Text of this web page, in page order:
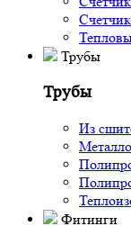
Трубы
Трубы
Из
Фитинги